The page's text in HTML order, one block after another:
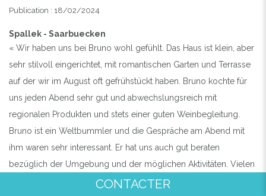
Publication : 18/02/2024
Spallek - Saarbuecken
« Wir haben uns bei Bruno wohl gefühlt. Das Haus ist klein, aber
sehr stilvoll eingerichtet, mit romantischen Garten und Terrasse
auf der wir im August oft gefrühstückt haben. Bruno kochte für
uns jeden Abend sehr gut und abwechslungsreich mit
regionalen Produkten und stets einer guten Weinbegleitung.
Bruno ist ein Weltbummler und die Gespräche am Abend mit
ihm waren sehr interessant. Er hat uns auch gut beraten
bezüglich der Umgebung und der möglichen Aktivitäten. Vielen
Dank für alles Waldemar und Theo »
CONTACTER